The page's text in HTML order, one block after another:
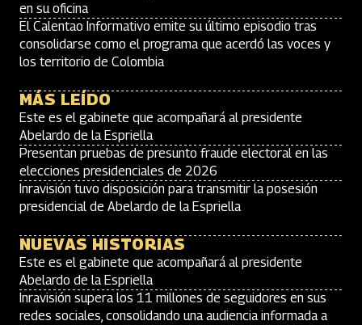
en su oficina
El Calentao Informativo emite su último episodio tras
consolidarse como el programa que acerdó las voces y
los territorio de Colombia
MÁS LEÍDO
Este es el gabinete que acompañará al presidente
Abelardo de la Espriella
Presentan pruebas de presunto fraude electoral en las
elecciones presidenciales de 2026
Inravisión tuvo disposición para transmitir la posesión
presidencial de Abelardo de la Espriella
NUEVAS HISTORIAS
Este es el gabinete que acompañará al presidente
Abelardo de la Espriella
Inravisión supera los 11 millones de seguidores en sus
redes sociales, consolidando una audiencia informada a